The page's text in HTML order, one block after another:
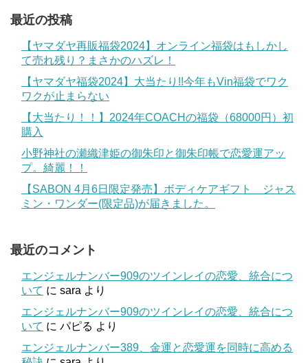
最近の投稿
【ヤマダヤ再販福袋2024】オンライン福袋はもしかし
て売れ残り？まさかのハズレ！
【ヤマダヤ福袋2024】大当たり!!今年もVin福袋でワク
ワクが止まらない
【大当たり！！】2024年COACHの福袋（68000円）初
購入
小野神社の瀬織津姫の御朱印と御朱印帳で恋愛運アッ
プ。綺麗！！
【SABON 4月6日限定発売】ボディケアギフト ジャス
ミン・ワンダー(限定品)が届きました。
最近のコメント
エンジェルナンバー909のツインレイの恋愛、統合につ
いて に sara より
エンジェルナンバー909のツインレイの恋愛、統合につ
いて に パピる より
エンジェルナンバー389、金運と恋愛運を同時に高める